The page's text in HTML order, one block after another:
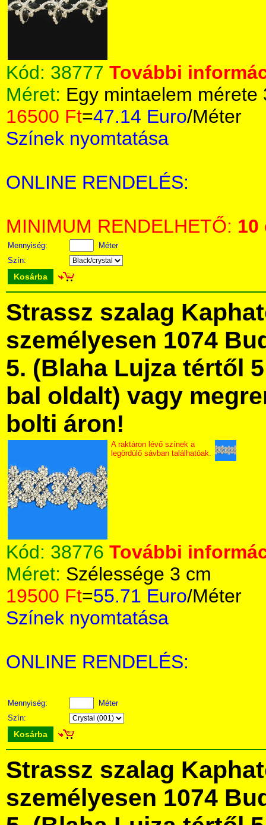
Kód: 38777 További
Méret: Egy mintaelem mérete
16500 Ft=47.14 Euro/Méter
Színek nyomtatása
ONLINE RENDELÉS:
MINIMUM RENDELHETŐ: 10
Mennyiség:
Méter
Szín:
Kosárba
Strassz szalag
személyesen 1074
5. (Blaha Lujza tértől
bal oldalt) vagy
bolti áron!
A raktáron lévő színek a
legördülő sávban találhatóak.
Kód: 38776 További
Méret: Szélessége 3 cm
19500 Ft=55.71 Euro/Méter
Színek nyomtatása
ONLINE RENDELÉS:
Mennyiség:
Méter
Szín:
Kosárba
Strassz szalag
személyesen 1074